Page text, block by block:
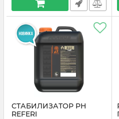
СТАБИЛИЗАТОР PН
REFERI